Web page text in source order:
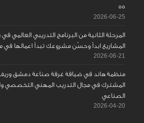
55
2026-06-25
المرحلة الثانية من البرنامج التدريبي العالمي في
المشاريع ابدأ وحسّن مشروعك تبدأ اعمالها في
2026-06-21
منظمة هاند في ضيافة غرفة صناعة دمشق
المشترك في مجال التدريب المهني التخصصي
الصناعي
2026-04-20